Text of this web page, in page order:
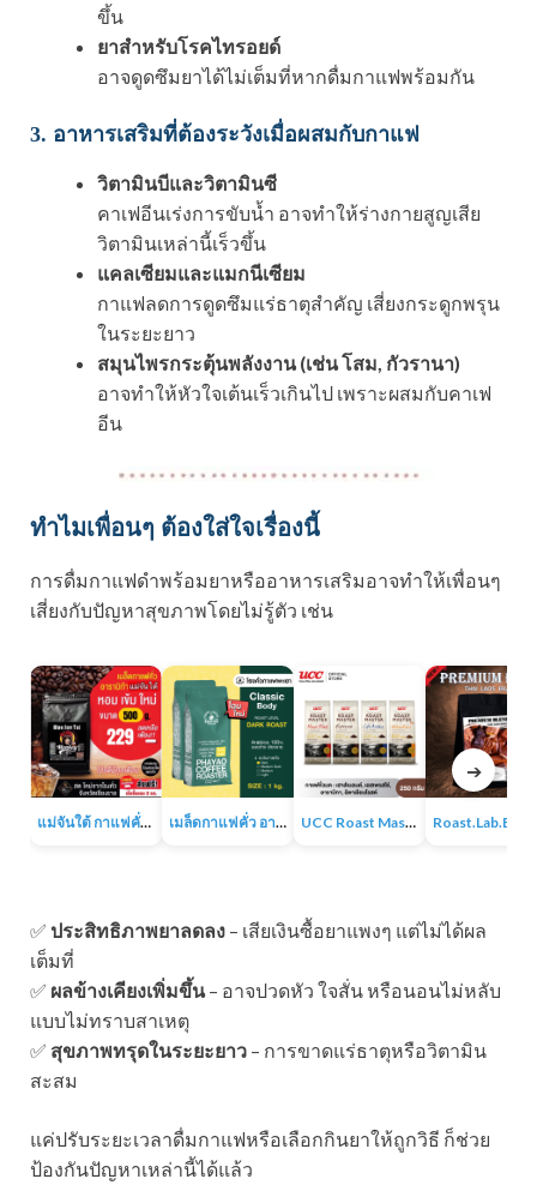
ขึ้น
ยาสำหรับโรคไทรอยด์
อาจดูดซึมยาได้ไม่เต็มที่หากดื่มกาแฟพร้อมกัน
3. อาหารเสริมที่ต้องระวังเมื่อผสมกับกาแฟ
วิตามินบีและวิตามินซี
คาเฟอีนเร่งการขับน้ำ อาจทำให้ร่างกายสูญเสีย
วิตามินเหล่านี้เร็วขึ้น
แคลเซียมและแมกนีเซียม
กาแฟลดการดูดซึมแร่ธาตุสำคัญ เสี่ยงกระดูกพรุน
ในระยะยาว
สมุนไพรกระตุ้นพลังงาน (เช่น โสม, กัวรานา)
อาจทำให้หัวใจเต้นเร็วเกินไป เพราะผสมกับคาเฟ
อีน
ทำไมเพื่อนๆ ต้องใส่ใจเรื่องนี้
การดื่มกาแฟดำพร้อมยาหรืออาหารเสริมอาจทำให้เพื่อนๆ
เสี่ยงกับปัญหาสุขภาพโดยไม่รู้ตัว เช่น
แม่จันใต้ กาแฟคั่ว หอม เข้ม เมล็ดกาแฟคั่ว อาราบิก้า 100% 1KG UCC Roast Master กาแฟคั่วบด 250 ก.
➔
✅ ประสิทธิภาพยาลดลง – เสียเงินซื้อยาแพงๆ แต่ไม่ได้ผล
เต็มที่
✅ ผลข้างเคียงเพิ่มขึ้น– อาจปวดหัว ใจสั่น หรือนอนไม่หลับ
แบบไม่ทราบสาเหตุ
✅ สุขภาพทรุดในระยะยาว – การขาดแร่ธาตุหรือวิตามิน
สะสม
แค่ปรับระยะเวลาดื่มกาแฟหรือเลือกกินยาให้ถูกวิธี ก็ช่วย
ป้องกันปัญหาเหล่านี้ได้แล้ว